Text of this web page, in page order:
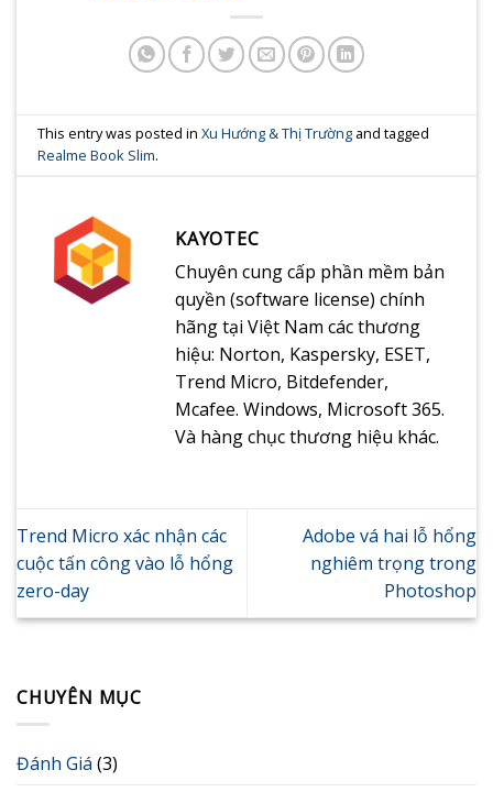
This entry was posted inXu Hướng & Thị Trường and tagged
Realme Book Slim.
KAYOTEC
Chuyên cung cấp phần mềm bản
quyền (software license) chính
hãng tại Việt Nam các thương
hiệu: Norton, Kaspersky, ESET,
Trend Micro, Bitdefender,
Mcafee. Windows, Microsoft 365.
Và hàng chục thương hiệu khác.
Trend Micro xác nhận các
cuộc tấn công vào lỗ hổng
zero-day
Adobe vá hai lỗ hổng
nghiêm trọng trong
Photoshop
CHUYÊN MỤC
Đánh Giá (3)